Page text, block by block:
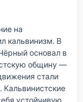
на
кальвинизм. В
основал в
общину —
стали